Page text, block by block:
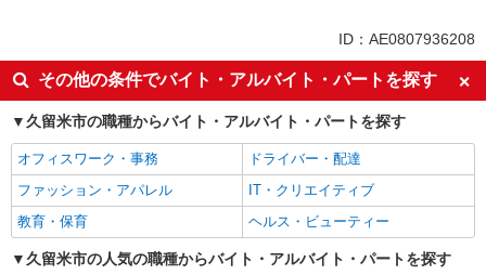
車通勤OK
交通費支給
社会保険あり
ID：AE0807936208
その他の条件でバイト・アルバイト・パートを探す
久留米市の職種からバイト・アルバイト・パートを探す
オフィスワーク・事務
ドライバー・配達
ファッション・アパレル
IT・クリエイティブ
教育・保育
ヘルス・ビューティー
久留米市の人気の職種からバイト・アルバイト・パートを探す